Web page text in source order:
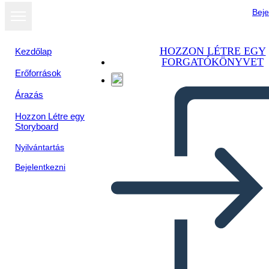
Kezdőlap
Erőforrások
Árazás
Hozzon Létre egy
Storyboard
Nyilvántartás
Bejelentkezni
HOZZON LÉTRE EGY
FORGATÓKÖNYVET